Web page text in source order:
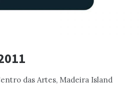
das Artes, Madeira Island